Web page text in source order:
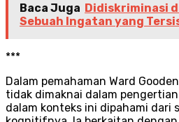
Baca Juga Didiskriminasi
Sebuah Ingatan yang
***
Dalam pemahaman Ward
tidak dimaknai dalam
dalam konteks ini dipahami dari